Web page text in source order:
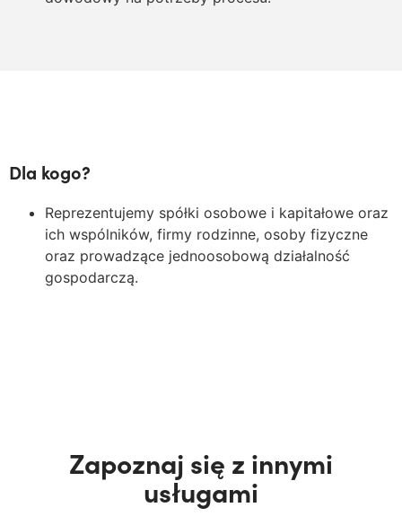
Dla kogo?
Reprezentujemy spółki osobowe i kapitałowe oraz
ich wspólników, firmy rodzinne, osoby fizyczne
oraz prowadzące jednoosobową działalność
gospodarczą.
Zapoznaj się z innymi
usługami